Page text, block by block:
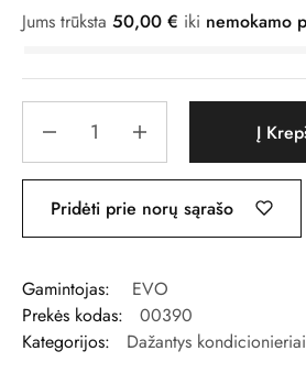
Jums trūksta 50,00 € iki nemokamo
Į
Pridėti prie norų sąrašo
Gamintojas:
EVO
Prekės kodas:
00390
Kategorijos:
Dažantys kondicionieriai